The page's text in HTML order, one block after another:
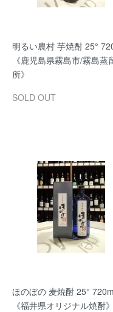
明るい農村 芋焼酎 25°
《鹿児島県霧島市/霧島蒸
所》
SOLD OUT
ほのぼの 麦焼酎 25°
《福井県オリジナル焼酎》